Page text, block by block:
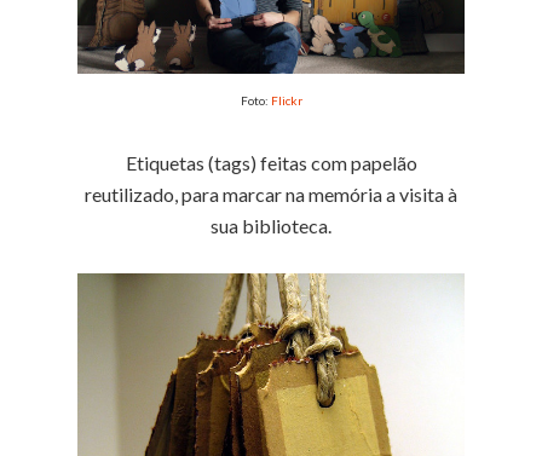
Foto: Flickr
Etiquetas (tags) feitas com papelão
reutilizado, para marcar na memória a visita à
sua biblioteca.